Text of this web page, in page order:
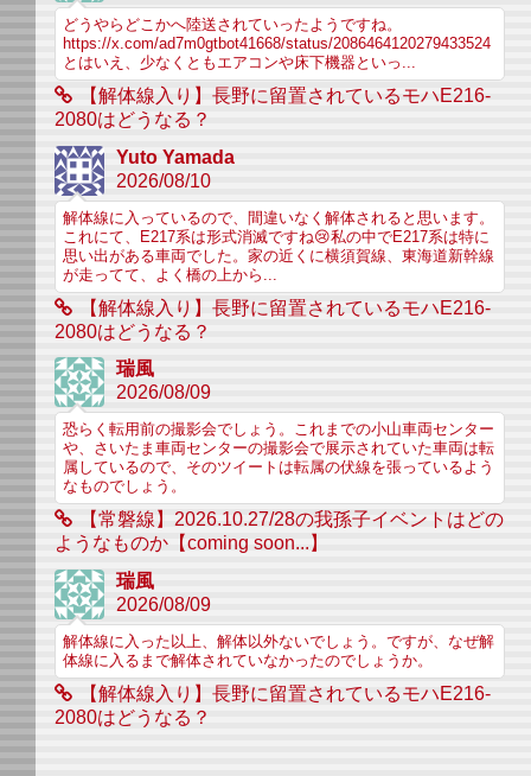
どうやらどこかへ陸送されていったようですね。
https://x.com/ad7m0gtbot41668/status/2086464120279433524
とはいえ、少なくともエアコンや床下機器といっ...
【解体線入り】長野に留置されているモハE216-
2080はどうなる？
Yuto Yamada
2026/08/10
解体線に入っているので、間違いなく解体されると思います。
これにて、E217系は形式消滅ですね😢私の中でE217系は特に
思い出がある車両でした。家の近くに横須賀線、東海道新幹線
が走ってて、よく橋の上から...
【解体線入り】長野に留置されているモハE216-
2080はどうなる？
瑞風
2026/08/09
恐らく転用前の撮影会でしょう。これまでの小山車両センター
や、さいたま車両センターの撮影会で展示されていた車両は転
属しているので、そのツイートは転属の伏線を張っているよう
なものでしょう。
【常磐線】2026.10.27/28の我孫子イベントはどの
ようなものか【coming soon...】
瑞風
2026/08/09
解体線に入った以上、解体以外ないでしょう。ですが、なぜ解
体線に入るまで解体されていなかったのでしょうか。
【解体線入り】長野に留置されているモハE216-
2080はどうなる？